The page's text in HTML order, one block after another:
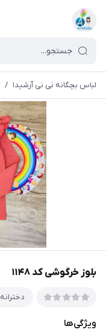
لباس بچگانه نی نی آرشیدا /
بلوز خرگوشی کد ۱۱۴۸
دخترانه
ویژگی‌ها